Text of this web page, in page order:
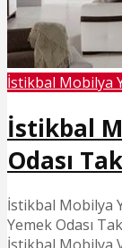
İstikbal Mobilya
İstikbal
Odası
İstikbal Mobilya
Yemek Odası